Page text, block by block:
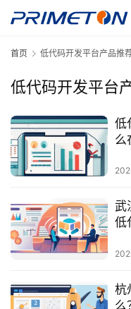
首页 低代码开发平台产品推
低代码开发平台
低
么
武
低
杭
么